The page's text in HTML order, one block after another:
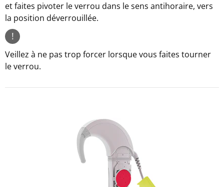
et faites pivoter le verrou dans le sens antihoraire, vers
la position déverrouillée.
!
Veillez à ne pas trop forcer lorsque vous faites tourner
le verrou.